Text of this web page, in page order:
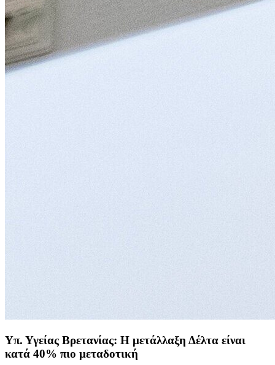
Υπ. Υγείας Βρετανίας: Η μετάλλαξη Δέλτα είναι
κατά 40% πιο μεταδοτική